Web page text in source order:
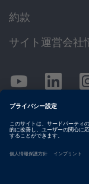
約款
サイト運営会社